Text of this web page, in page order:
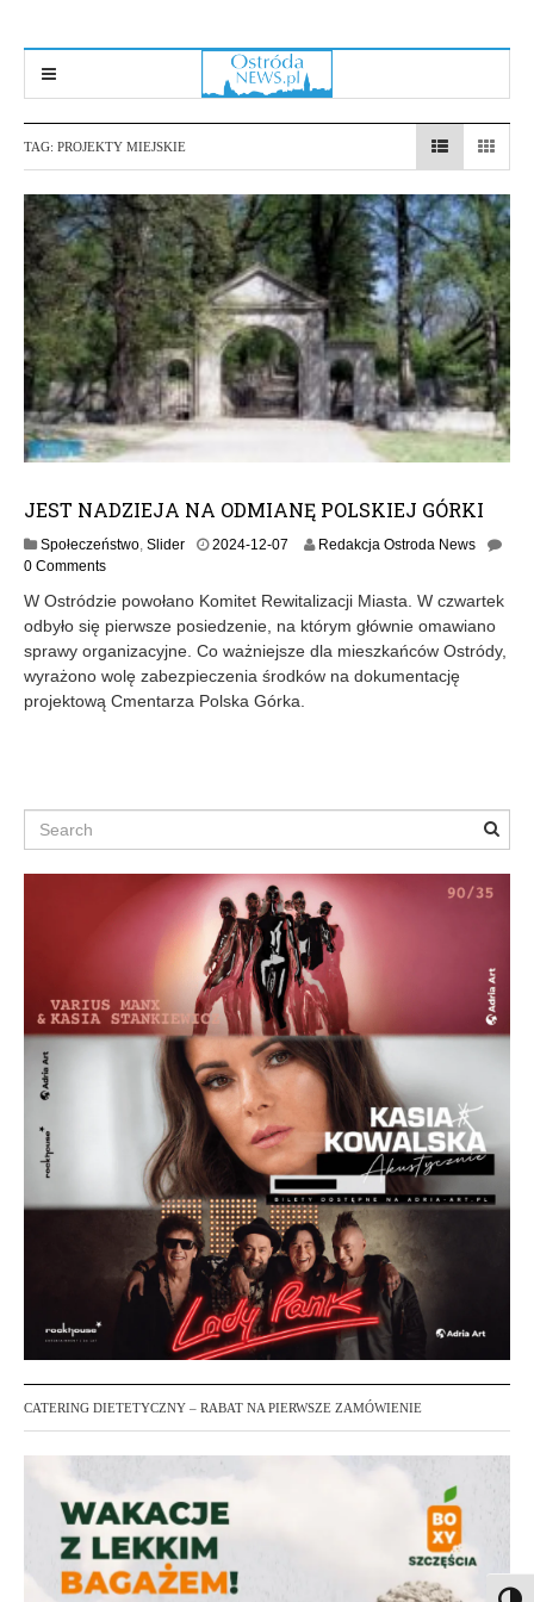
TAG: PROJEKTY MIEJSKIE
JEST NADZIEJA NA ODMIANĘ POLSKIEJ GÓRKI
Społeczeństwo, Slider 2024-12-07
4
-
1
2
Redakcja Ostroda News
0 Comments
W Ostródzie powołano Komitet Rewitalizacji Miasta. W czwartek
odbyło się pierwsze posiedzenie, na którym głównie omawiano
sprawy organizacyjne. Co ważniejsze dla mieszkańców Ostródy,
wyrażono wolę zabezpieczenia środków na dokumentację
projektową Cmentarza Polska Górka.
Search
CATERING DIETETYCZNY – RABAT NA PIERWSZE ZAMÓWIENIE